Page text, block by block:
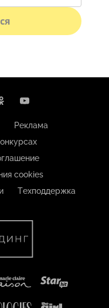
Реклама
cookies
Техподдержка